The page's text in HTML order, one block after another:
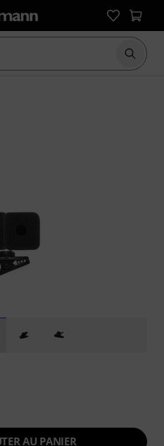
d'après 5 évaluations clients
AU PANIER